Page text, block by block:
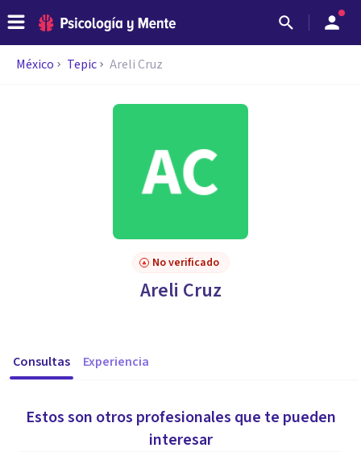
México Tepic Areli Cruz
No verificado
Areli Cruz
Consultas Experiencia
Estos son otros profesionales que te pueden
interesar